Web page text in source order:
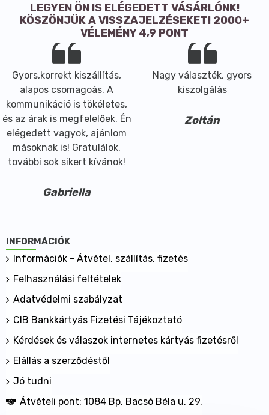
LEGYEN ÖN IS ELÉGEDETT VÁSÁRLÓNK!
KÖSZÖNJÜK A VISSZAJELZÉSEKET! 2000+
VÉLEMÉNY 4,9 PONT
Gyors,korrekt kiszállítás,
alapos csomagoás. A
kommunikáció is tökéletes,
és az árak is megfelelőek. Én
elégedett vagyok, ajánlom
másoknak is! Gratulálok,
további sok sikert kívánok!
Gabriella
Nagy választék, gyors
kiszolgálás
Zoltán
INFORMÁCIÓK
Információk - Átvétel, szállítás, fizetés
Felhasználási feltételek
Adatvédelmi szabályzat
CIB Bankkártyás Fizetési Tájékoztató
Kérdések és válaszok internetes kártyás fizetésről
Elállás a szerződéstől
Jó tudni
Átvételi pont: 1084 Bp. Bacsó Béla u. 29.